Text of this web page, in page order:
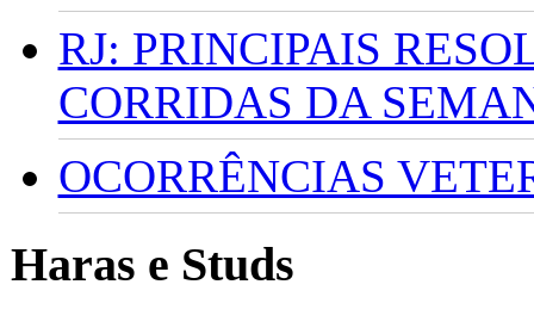
RJ: PRINCIPAIS
CORRIDAS DA
OCORRÊNCIAS
Haras e Studs